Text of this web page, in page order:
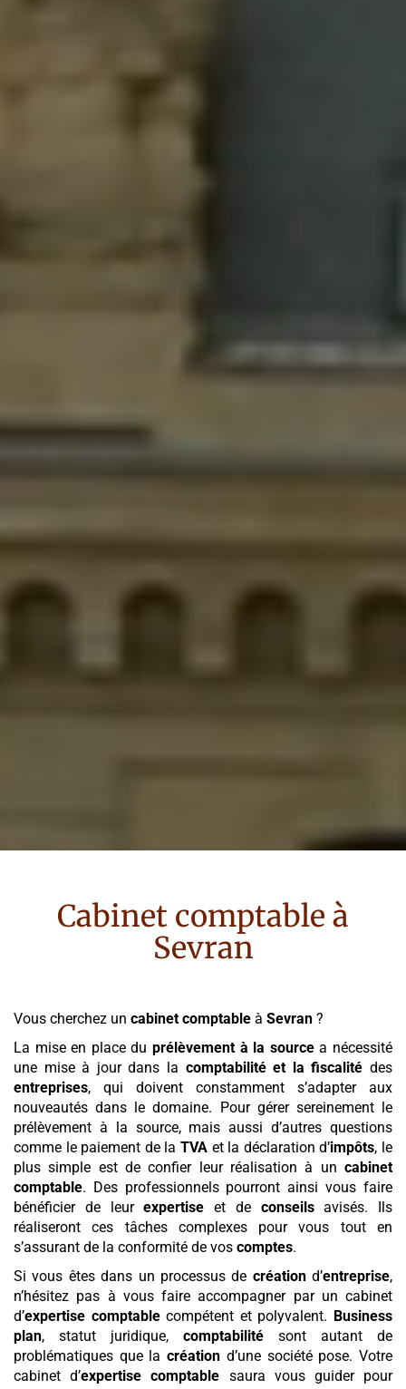
Cabinet comptable à
Sevran
Vous cherchez un cabinet comptable à Sevran ?
La mise en place du prélèvement à la sourcea nécessité
une mise à jour dans la comptabilité et la fiscalité des
entreprises, qui doivent constamment s’adapter aux
nouveautés dans le domaine. Pour gérer sereinement le
prélèvement à la source, mais aussi d’autres questions
comme le paiement de la TVA et la déclaration d’impôts, le
plus simple est de confier leur réalisation à un cabinet
comptable. Des professionnels pourront ainsi vous faire
bénéficier de leurexpertise et de conseilsavisés. Ils
réaliseront ces tâches complexes pour vous tout en
s’assurant de la conformité de vos comptes.
Si vous êtes dans un processus de créationd’entreprise,
n’hésitez pas à vous faire accompagner par un cabinet
d’expertise comptablecompétent et polyvalent. Business
plan, statut juridique, comptabilité sont autant de
problématiques que lacréation d’une société pose. Votre
cabinet d’expertise comptable saura vous guider pour